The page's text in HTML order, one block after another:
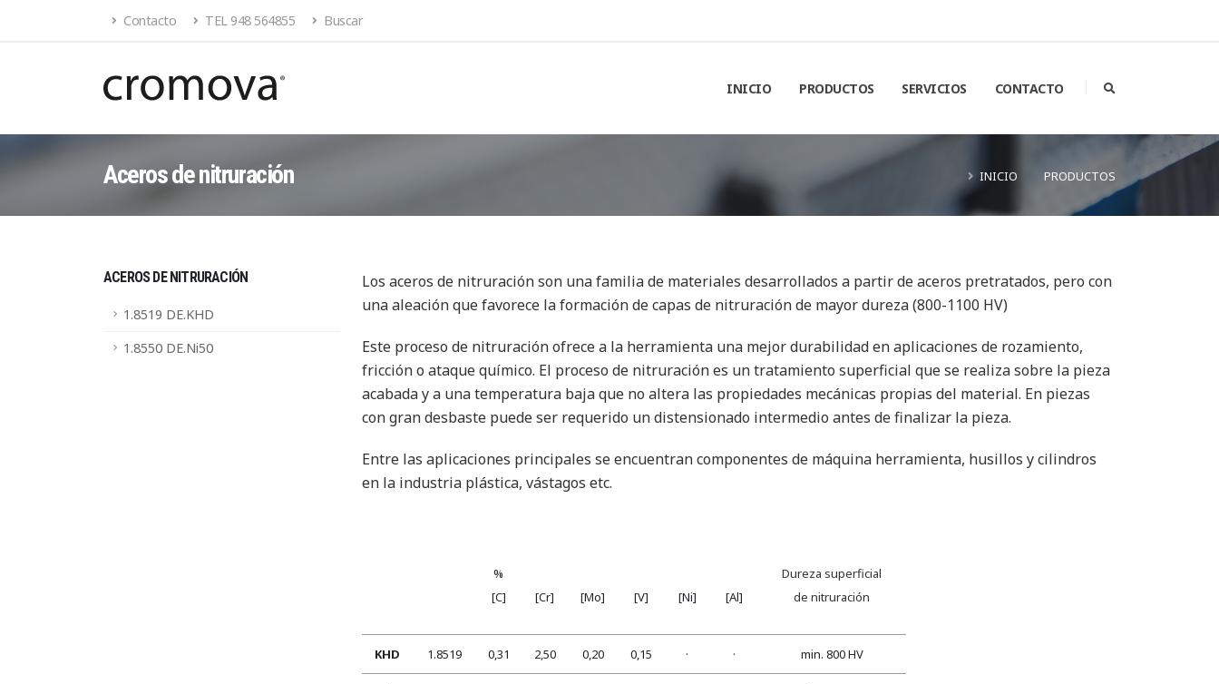
Contacto TEL 948 564855 Buscar
INICIO PRODUCTOS SERVICIOS CONTACTO
Aceros de nitruración INICIO PRODUCTOS
ACEROS DE NITRURACIÓN
1.8519 DE.KHD
1.8550 DE.Ni50
Los aceros de nitruración son una familia de materiales desarrollados a partir de aceros pretratados, pero con
una aleación que favorece la formación de capas de nitruración de mayor dureza (800-1100 HV)
Este proceso de nitruración ofrece a la herramienta una mejor durabilidad en aplicaciones de rozamiento,
fricción o ataque químico. El proceso de nitruración es un tratamiento superficial que se realiza sobre la pieza
acabada y a una temperatura baja que no altera las propiedades mecánicas propias del material. En piezas
con gran desbaste puede ser requerido un distensionado intermedio antes de finalizar la pieza.
Entre las aplicaciones principales se encuentran componentes de máquina herramienta, husillos y cilindros
en la industria plástica, vástagos etc.
%
[C]
[Cr] [Mo] [V] [Ni] [Al]
Dureza superficial
de nitruración
KHD 1.8519 0,31 2,50 0,20 0,15 · · min. 800 HV